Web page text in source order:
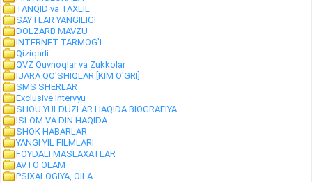
TANQID va TAXLIL
SAYTLAR YANGILIGI
DOLZARB MAVZU
INTERNET TARMOG'I
Qiziqarli
QVZ Quvnoqlar va Zukkolar
IJARA QO'SHIQLAR [KIM O'GRI]
SMS SHERLAR
Exclusive Intervyu
SHOU YULDUZLAR HAQIDA BIOGRAFIYA
ISLOM VA DIN HAQIDA
SHOK HABARLAR
YANGI YIL FILMLARI
FOYDALI MASLAXATLAR
AVTO OLAM
PSIXALOGIYA, OILA